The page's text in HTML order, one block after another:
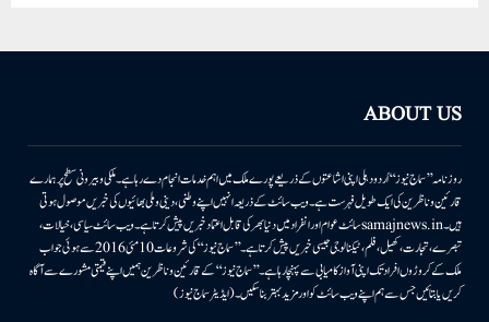
ABOUT US
روزنامہ ’’سماج نیوز‘‘ اُردو دہلی اپنی اشاعتوں کے ذریعے پورے ملک میں اہم خدمات انجام دے رہا ہے۔ ملکی وبیرونی سطح پر ہمارے
قارئین وناظرین کی ایک طویل فہرست ہے۔ ویب سائٹ کے ذریعہ انہیں اپنے وطنی، دینی وملی بھائیوں کی خبریں موصول ہوتی
ہیں۔samajnews.inسائٹ عوام اور انفراد میں دنیا بھر کی قابل اعتماد خبریں پیش کرتا ہے۔ ویب سائٹ سیاسی، خیالات،
تبصرے، تجارت، کھیل، فلم، ٹیکنالوجی جیسی خبریں پیش کرتا ہے۔ ’’سماج نیوز‘‘ کی شروعات 10مئی 2016 سے ہوئی جو اب
ملک کے کروڑوں افراد تک اپنی آواز کامیابی سے پہنچا رہا ہے۔ ’’سماج نیوز‘‘ کے قارئین وناظرین ہمیں اپنے قیمتی مشورے سے آگاہ
کریں یا بتائیں جس سے ہم اپنے ویب سائٹ کو اور مزید بہتر بناسکیں۔ (ایڈیٹر سماج نیوز)